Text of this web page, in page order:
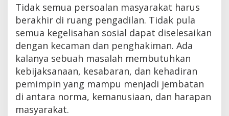
Tidak semua persoalan masyarakat harus
berakhir di ruang pengadilan. Tidak pula
semua kegelisahan sosial dapat diselesaikan
dengan kecaman dan penghakiman. Ada
kalanya sebuah masalah membutuhkan
kebijaksanaan, kesabaran, dan kehadiran
pemimpin yang mampu menjadi jembatan
di antara norma, kemanusiaan, dan harapan
masyarakat.